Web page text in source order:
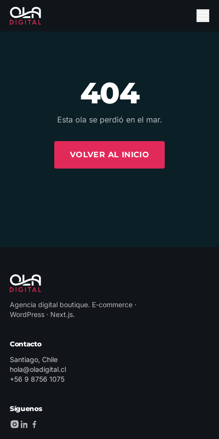
404
Esta ola se perdió en el mar.
VOLVER AL INICIO
Agencia digital boutique. E-commerce ·
WordPress · Next.js.
Contacto
Santiago, Chile
hola@oladigital.cl
+56 9 8756 1075
Síguenos